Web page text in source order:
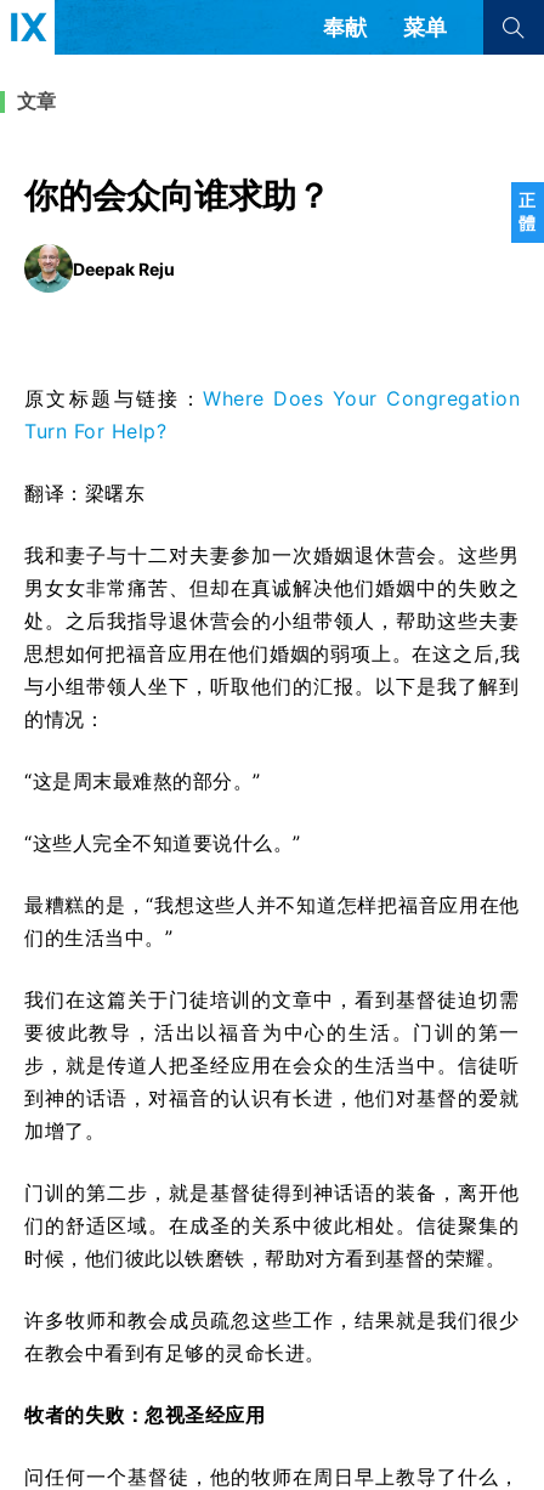
正
體
奉献 菜单
福音传讲与宣教
团契生活与祷告
查看全部
查看全部
西班牙语
葡萄牙语
俄语
乌兹别克语
越南语
韩语
阿尔巴尼亚语
塞尔维亚语 柬埔寨语
文章
你的会众向谁求助？
Deepak Reju
原文标题与链接：Where Does Your Congregation
Turn For Help?
翻译：梁曙东
我和妻子与十二对夫妻参加一次婚姻退休营会。这些男
男女女非常痛苦、但却在真诚解决他们婚姻中的失败之
处。之后我指导退休营会的小组带领人，帮助这些夫妻
思想如何把福音应用在他们婚姻的弱项上。在这之后,我
与小组带领人坐下，听取他们的汇报。以下是我了解到
的情况：
“这是周末最难熬的部分。”
“这些人完全不知道要说什么。”
最糟糕的是，“我想这些人并不知道怎样把福音应用在他
们的生活当中。”
我们在这篇关于门徒培训的文章中，看到基督徒迫切需
要彼此教导，活出以福音为中心的生活。门训的第一
步，就是传道人把圣经应用在会众的生活当中。信徒听
到神的话语，对福音的认识有长进，他们对基督的爱就
加增了。
门训的第二步，就是基督徒得到神话语的装备，离开他
们的舒适区域。在成圣的关系中彼此相处。信徒聚集的
时候，他们彼此以铁磨铁，帮助对方看到基督的荣耀。
许多牧师和教会成员疏忽这些工作，结果就是我们很少
在教会中看到有足够的灵命长进。
牧者的失败：忽视圣经应用
问任何一个基督徒，他的牧师在周日早上教导了什么，